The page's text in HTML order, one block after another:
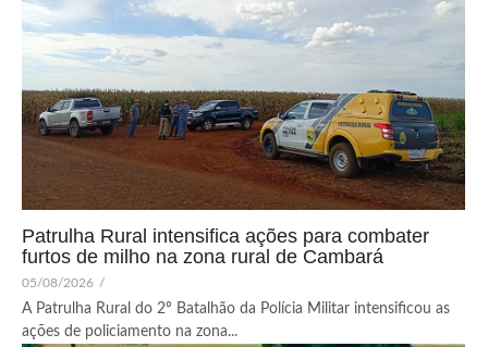
Patrulha Rural intensifica ações para combater
furtos de milho na zona rural de Cambará
05/08/2026 /
A Patrulha Rural do 2º Batalhão da Polícia Militar intensificou as
ações de policiamento na zona...